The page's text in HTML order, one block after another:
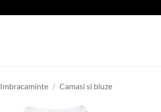
Imbracaminte / Camasi si bluze